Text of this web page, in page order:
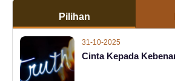
Pilihan
31-10-2025
Cinta Kepada